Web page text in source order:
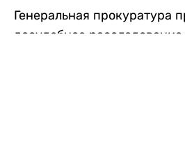
Генеральная прокуратура
досудебное